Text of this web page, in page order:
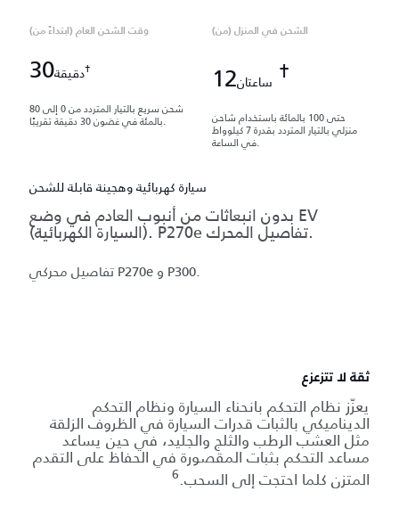
وقت الشحن العام (ابتداءً من)
30دقيقة†
شحن سريع بالتيار المتردد من 0 إلى 80
بالمئة في غضون 30 دقيقة تقريبًا.
الشحن في المنزل (من)
ساعتان †
حتى 100 بالمائة باستخدام شاحن
منزلي بالتيار المتردد بقدرة 7 كيلوواط
في الساعة.
سيارة كهربائية وهجينة قابلة للشحن
بدون انبعاثات من أنبوب العادم في وضع EV
(السيارة الكهربائية). P270e تفاصيل المحرك.
تفاصيل محركي P270e و P300.
ثقة لا تتزعزع
يعزّز نظام التحكم بانحناء السيارة ونظام التحكم
الديناميكي بالثبات قدرات السيارة في الظروف الزلقة
مثل العشب الرطب والثلج والجليد، في حين يساعد
مساعد التحكم بثبات المقصورة في الحفاظ على التقدم
المتزن كلما احتجت إلى السحب.6